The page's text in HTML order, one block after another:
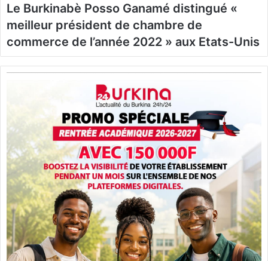
Le Burkinabè Posso Ganamé distingué «
meilleur président de chambre de
commerce de l’année 2022 » aux Etats-Unis